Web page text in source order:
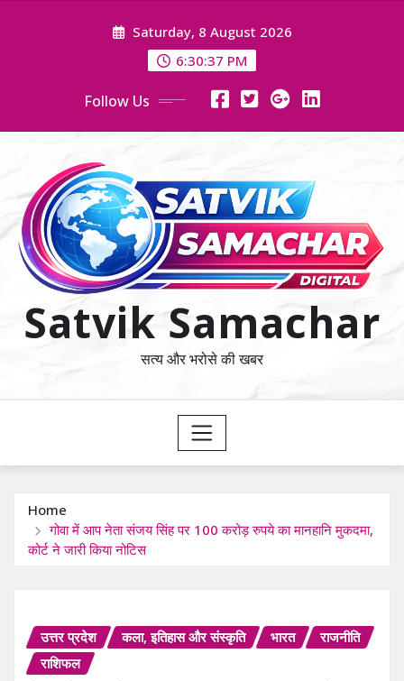
Saturday, 8 August 2026
6:30:37 PM
Follow Us
Satvik Samachar
सत्य और भरोसे की खबर
Home
गोवा में आप नेता संजय सिंह पर 100 करोड़ रुपये का मानहानि मुकदमा,
कोर्ट ने जारी किया नोटिस
उत्तर प्रदेश कला, इतिहास और संस्कृति भारत
राजनीति
राशिफल